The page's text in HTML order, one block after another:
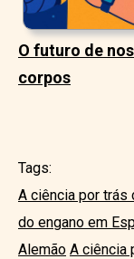
O futuro de
corpos
Tags:
A ciência por trás
do engano em
Alemão A ciência